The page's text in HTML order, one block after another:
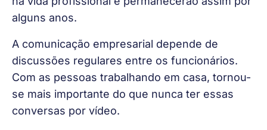
alguns anos.
A comunicação empresarial depende de
discussões regulares entre os funcionários.
Com as pessoas trabalhando em casa, tornou-
se mais importante do que nunca ter essas
conversas por vídeo.